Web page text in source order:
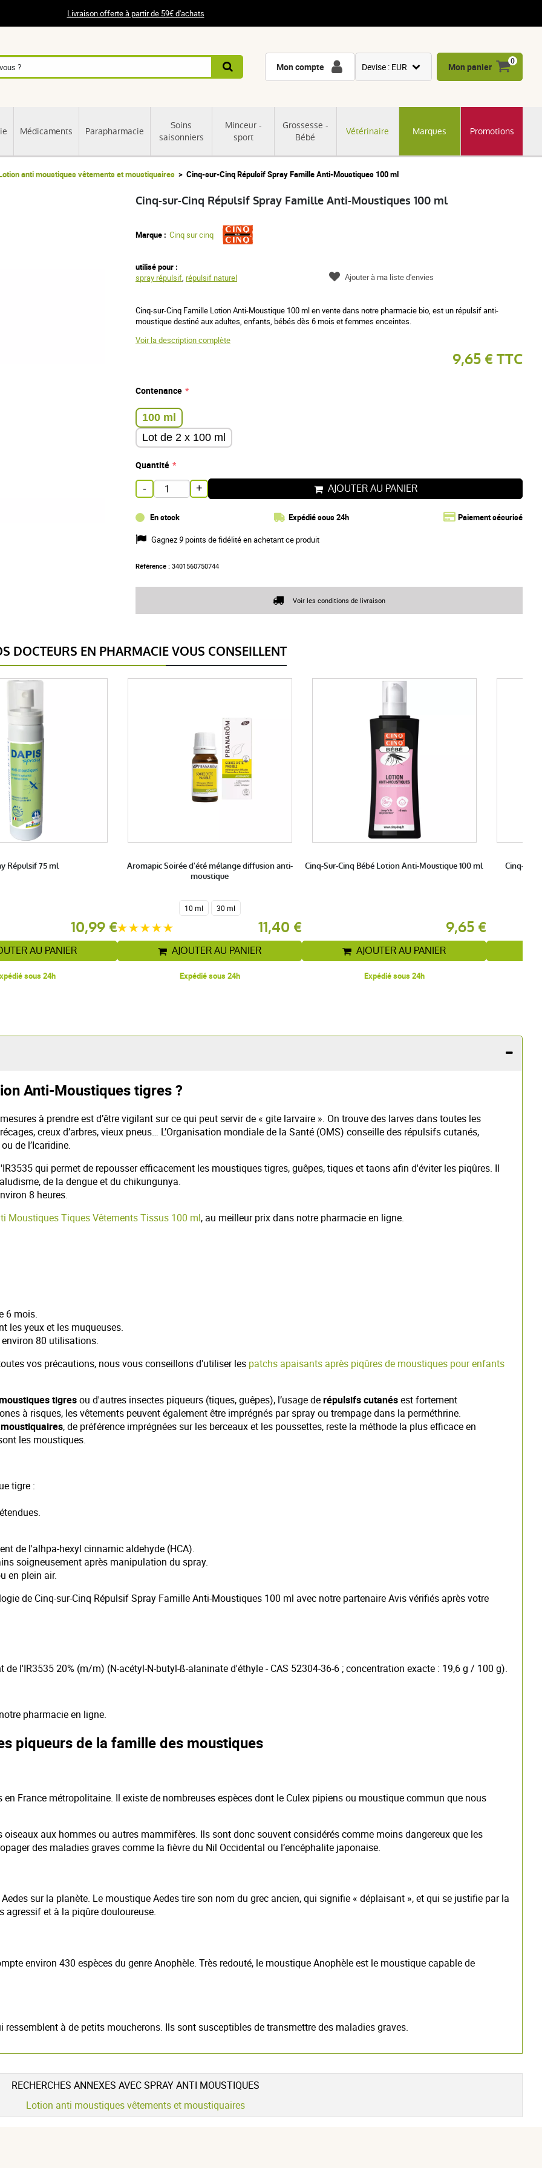
Livraison offerte à partir de 59€ d'achats
Médicaments Parapharmacie
Soins
saisonniers
Minceur -
sport
Grossesse -
Bébé
Vétérinaire Marques Promotions
Mon compte Devise : EUR
CNY
JPY
Mon panier
0
anti moustiques vêtements et moustiquaires Cinq-sur-Cinq Répulsif Spray Famille Anti-Moustiques 100 ml
Cinq-sur-Cinq Répulsif Spray Famille Anti-Moustiques 100 ml
Marque : Cinq sur cinq
utilisé pour :
spray répulsif, répulsif naturel
Cinq-sur-Cinq Famille Lotion Anti-Moustique 100 ml en vente dans notre pharmacie bio, est un répulsif anti-
moustique destiné aux adultes, enfants, bébés dès 6 mois et femmes enceintes.
Voir la description complète
9,65 € TTC
Contenance
100 ml
Lot de 2 x 100 ml
Quantité
- + AJOUTER AU PANIER
En stock Expédié sous 24h Paiement sécurisé
Référence : 3401560750744
Gagnez 9points de fidélité en achetant ce produit
Ajouter à ma liste d'envies
Voir les conditions de livraison
DOCTEURS EN PHARMACIE VOUS CONSEILLENT
Répulsif 75 ml
10,99 €
AU PANIER
sous 24h
Aromapic Soirée d'été mélange diffusion anti-
moustique
10 ml 30 ml
11,40 €
AJOUTER AU PANIER
Expédié sous 24h
Cinq-Sur-Cinq Bébé Lotion Anti-Moustique 100 ml
9,65 €
AJOUTER AU PANIER
Expédié sous 24h
Cinq-sur-
Anti-Moustiques tigres ?
à prendre est d’être vigilant sur ce qui peut servir de « gite larvaire ». On trouve des larves dans toutes les
creux d’arbres, vieux pneus… L’Organisation mondiale de la Santé (OMS) conseille des répulsifs cutanés,
ou de l’Icaridine.
qui permet de repousser efficacement les moustiques tigres, guêpes, tiques et taons afin d'éviter les piqûres. Il
de la dengue et du chikungunya.
8 heures.
Moustiques Tiques Vêtements Tissus 100 ml, au meilleur prix dans notre pharmacie en ligne.
6 mois.
les yeux et les muqueuses.
80 utilisations.
vos précautions, nous vous conseillons d'utiliser les patchs apaisants après piqûres de moustiques pour enfants
tigresou d'autres insectes piqueurs (tiques, guêpes), l’usage derépulsifs cutanésest fortement
à risques, les vêtements peuvent également être imprégnés par spray ou trempage dans la perméthrine.
moustiquaires, de préférence imprégnées sur les berceaux et les poussettes, reste la méthode la plus efficace en
les moustiques.
tigre :
de l'alhpa-hexyl cinnamic aldehyde (HCA).
soigneusement après manipulation du spray.
en plein air.
de Cinq-sur-Cinq Répulsif Spray Famille Anti-Moustiques 100 ml avec notre partenaire Avis vérifiés après votre
l'IR3535 20% (m/m) (N-acétyl-N-butyl-ß-alaninate d'éthyle - CAS 52304-36-6 ; concentration exacte : 19,6 g / 100 g).
pharmacie en ligne.
piqueurs de la famille des moustiques
France métropolitaine. Il existe de nombreuses espèces dont le Culex pipiens ou moustique commun que nous
oiseaux aux hommes ou autres mammifères. Ils sont donc souvent considérés comme moins dangereux que les
des maladies graves comme la fièvre du Nil Occidental ou l’encéphalite japonaise.
sur la planète. Le moustique Aedes tire son nom du grec ancien, qui signifie « déplaisant », et qui se justifie par la
agressif et à la piqûre douloureuse.
environ 430 espèces du genre Anophèle. Très redouté, le moustique Anophèle est le moustique capable de
à de petits moucherons. Ils sont susceptibles de transmettre des maladies graves.
RECHERCHES ANNEXES AVEC SPRAY ANTI MOUSTIQUES
Lotion anti moustiques vêtements et moustiquaires